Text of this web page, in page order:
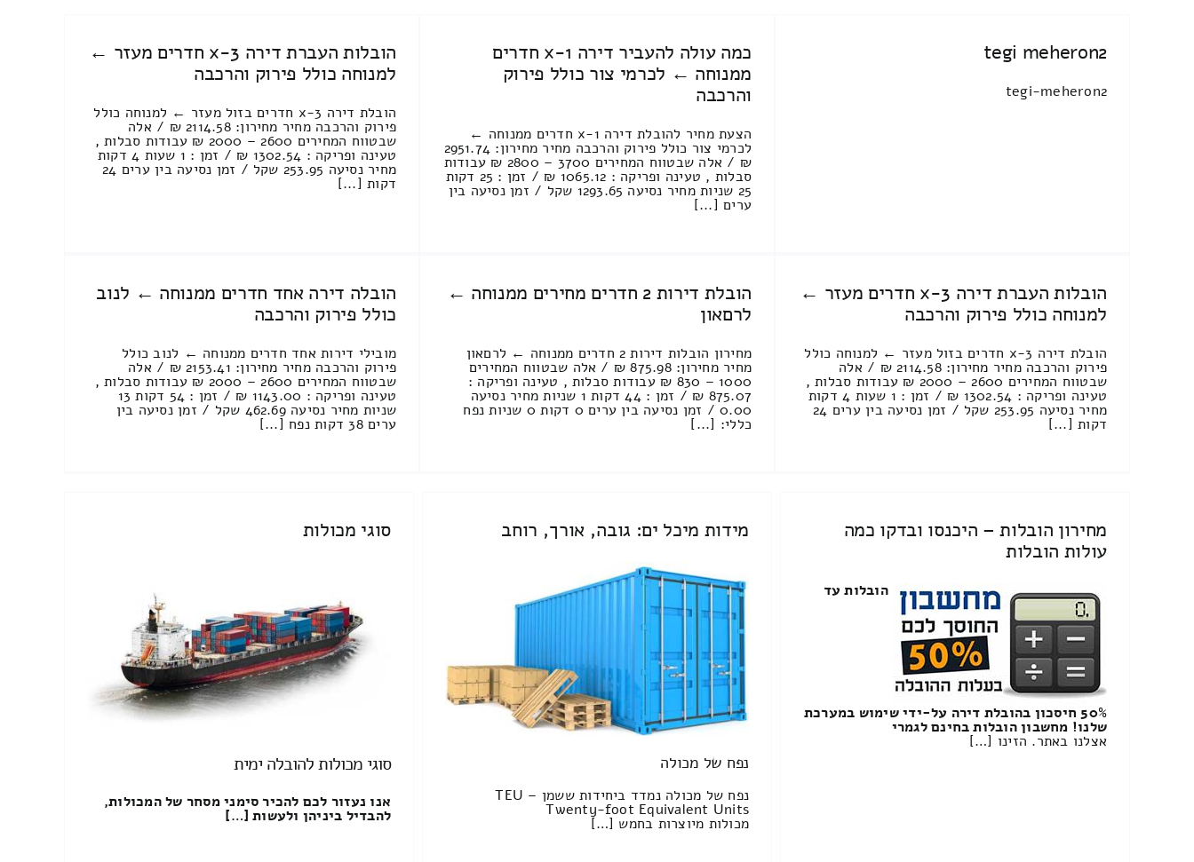
tegi meheron2
tegi-meheron2
כמה עולה להעביר דירה 1-x חדרים
ממנוחה ← לכרמי צור כולל פירוק
והרכבה
הצעת מחיר להובלת דירה 1-x חדרים ממנוחה ←
לכרמי צור כולל פירוק והרכבה מחיר מחירון: 2951.74
₪ / אלה שבטווח המחירים 3700 – 2800 ₪ עבודות
סבלות , טעינה ופריקה : 1065.12 ₪ / זמן : 25 דקות
25 שניות מחיר נסיעה 1293.65 שקל / זמן נסיעה בין
ערים [...]
הובלות העברת דירה 3-x חדרים מעזר ←
למנוחה כולל פירוק והרכבה
הובלת דירה 3-x חדרים בזול מעזר ← למנוחה כולל
פירוק והרכבה מחיר מחירון: 2114.58 ₪ / אלה
שבטווח המחירים 2600 – 2000 ₪ עבודות סבלות ,
טעינה ופריקה : 1302.54 ₪ / זמן : 1 שעות 4 דקות
מחיר נסיעה 253.95 שקל / זמן נסיעה בין ערים 24
דקות [...]
הובלות העברת דירה 3-x חדרים מעזר ←
למנוחה כולל פירוק והרכבה
הובלת דירה 3-x חדרים בזול מעזר ← למנוחה כולל
פירוק והרכבה מחיר מחירון: 2114.58 ₪ / אלה
שבטווח המחירים 2600 – 2000 ₪ עבודות סבלות ,
טעינה ופריקה : 1302.54 ₪ / זמן : 1 שעות 4 דקות
מחיר נסיעה 253.95 שקל / זמן נסיעה בין ערים 24
דקות [...]
הובלת דירות 2 חדרים מחירים ממנוחה ←
לרםאון
מחירון הובלות דירות 2 חדרים ממנוחה ← לרםאון
מחיר מחירון: 875.98 ₪ / אלה שבטווח המחירים
1000 – 830 ₪ עבודות סבלות , טעינה ופריקה :
875.07 ₪ / זמן : 44 דקות 1 שניות מחיר נסיעה
0.00 / זמן נסיעה בין ערים 0 דקות 0 שניות נפח
כללי: [...]
הובלה דירה אחד חדרים ממנוחה ← לנוב
כולל פירוק והרכבה
מובילי דירות אחד חדרים ממנוחה ← לנוב כולל
פירוק והרכבה מחיר מחירון: 2153.41 ₪ / אלה
שבטווח המחירים 2600 – 2000 ₪ עבודות סבלות ,
טעינה ופריקה : 1143.00 ₪ / זמן : 54 דקות 13
שניות מחיר נסיעה 462.69 שקל / זמן נסיעה בין
ערים 38 דקות נפח [...]
מחירון הובלות – היכנסו ובדקו כמה
עולות הובלות
הובלות עד
50% חיסכון בהובלת דירה על-ידי שימוש במערכת
שלנו! מחשבון הובלות בחינם לגמרי
אצלנו באתר. הזינו […]
מידות מיכל ים: גובה, אורך, רוחב
נפח של מכולה
נפח של מכולה נמדד ביחידות ששמן TEU –
Twenty-foot Equivalent Units
מכולות מיוצרות בחמש […]
סוגי מכולות
סוגי מכולות להובלה ימית
אנו נעזור לכם להכיר סימני מסחר של המכולות,
להבדיל ביניהן ולעשות […]